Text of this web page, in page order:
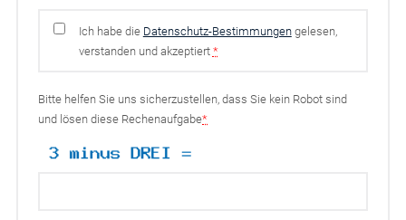
Ich habe die Datenschutz-Bestimmungengelesen,
verstanden und akzeptiert *
Bitte helfen Sie uns sicherzustellen, dass Sie kein Robot sind
und lösen diese Rechenaufgabe*